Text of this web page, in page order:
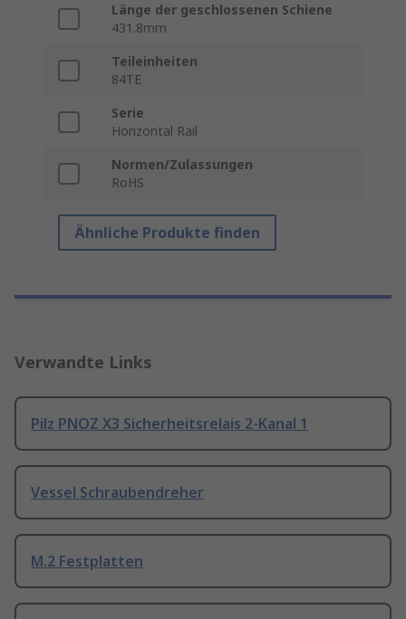
Länge der geschlossenen Schiene
431.8mm
Teileinheiten
84TE
Serie
Horizontal Rail
Normen/Zulassungen
RoHS
Ähnliche Produkte finden
Verwandte Links
Pilz PNOZ X3 Sicherheitsrelais 2-Kanal 1
Vessel Schraubendreher
M.2 Festplatten